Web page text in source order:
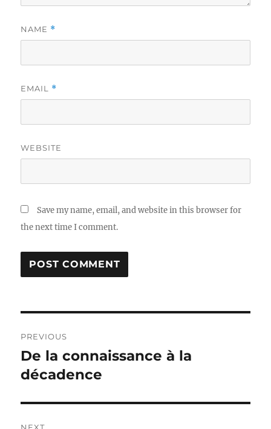
NAME *
EMAIL *
WEBSITE
Save my name, email, and website in this browser for
the next time I comment.
navigation
PREVIOUS
Previous
post:
De la connaissance à la
décadence